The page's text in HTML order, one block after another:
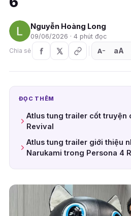
Nguyễn Hoàng Long
09/06/2026 · 4 phút đọc
Chia sẻ
A− aA
ĐỌC THÊM
Atlus tung trailer cốt truyện
Revival
Atlus tung trailer giới thiệu
Narukami trong Persona 4